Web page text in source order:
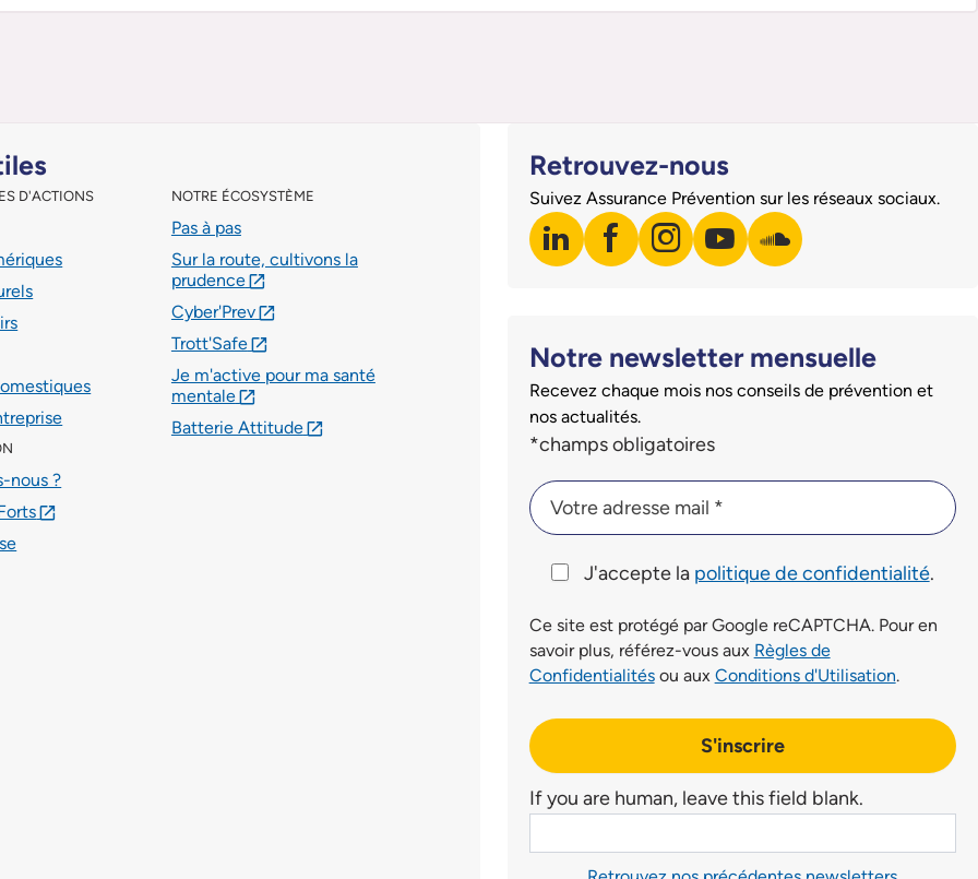
D'ACTIONS NOTRE ÉCOSYSTÈME
Pas à pas
Sur la route, cultivons la
prudence lien externe
Cyber'Prev lien externe
Trott'Safe lien externe
Je m'active pour ma santé
mentale lien externe
Batterie Attitude lien externe
nous ?
lien externe
Retrouvez-nous
Suivez Assurance Prévention sur les réseaux sociaux.
linkedin
Visiter notre page LinkedIn
facebook
Visiter notre page Facebook
instagram
Visiter notre page Instagram
youtube
Visiter notre page Youtube
soundcloud
Visiter notre page
Notre newsletter mensuelle
Recevez chaque mois nos conseils de prévention et
nos actualités.
Champs du formulaire d'inscription à la newsletter
*champs obligatoires
Votre adresse mail *
Votre adresse mail *
J'accepte la politique de confidentialité.
Ce site est protégé par Google reCAPTCHA. Pour en
savoir plus, référez-vous aux Règles de
Confidentialitésou aux Conditions d'Utilisation.
S'inscrire
If you are human, leave this field blank.